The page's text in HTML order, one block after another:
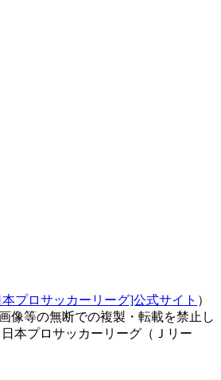
本プロサッカーリーグ]公式サイト ）
像等の無断での複製・転載を禁止し
本プロサッカーリーグ（Ｊリー